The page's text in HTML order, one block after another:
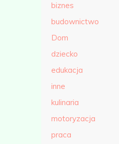
biznes
budownictwo
Dom
dziecko
edukacja
inne
kulinaria
motoryzacja
praca